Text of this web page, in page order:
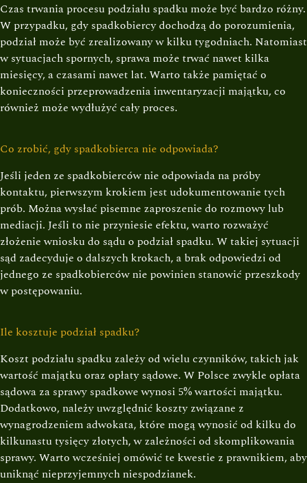
Czas trwania procesu podziału spadku może być bardzo różny.
W przypadku, gdy spadkobiercy dochodzą do porozumienia,
podział może być zrealizowany w kilku tygodniach. Natomiast
w sytuacjach spornych, sprawa może trwać nawet kilka
miesięcy, a czasami nawet lat. Warto także pamiętać o
konieczności przeprowadzenia inwentaryzacji majątku, co
również może wydłużyć cały proces.
Co zrobić, gdy spadkobierca nie odpowiada?
Jeśli jeden ze spadkobierców nie odpowiada na próby
kontaktu, pierwszym krokiem jest udokumentowanie tych
prób. Można wysłać pisemne zaproszenie do rozmowy lub
mediacji. Jeśli to nie przyniesie efektu, warto rozważyć
złożenie wniosku do sądu o podział spadku. W takiej sytuacji
sąd zadecyduje o dalszych krokach, a brak odpowiedzi od
jednego ze spadkobierców nie powinien stanowić przeszkody
w postępowaniu.
Ile kosztuje podział spadku?
Koszt podziału spadku zależy od wielu czynników, takich jak
wartość majątku oraz opłaty sądowe. W Polsce zwykle opłata
sądowa za sprawy spadkowe wynosi 5% wartości majątku.
Dodatkowo, należy uwzględnić koszty związane z
wynagrodzeniem adwokata, które mogą wynosić od kilku do
kilkunastu tysięcy złotych, w zależności od skomplikowania
sprawy. Warto wcześniej omówić te kwestie z prawnikiem, aby
uniknąć nieprzyjemnych niespodzianek.